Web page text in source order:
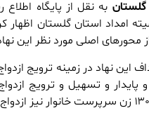
به نقل از پایگاه
امداد استان گلستان اظهار
محورهای اصلی مورد نظر این
این نهاد در زمینه ترویج
و پایدار و تسهیل و ترویج